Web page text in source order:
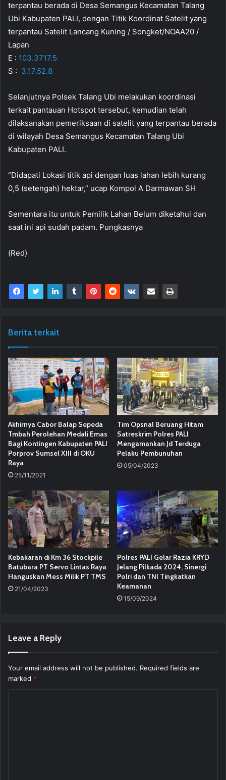
terpantau berada di Desa Semangus Kecamatan Talang
Ubi Kabupaten PALI, dengan Titik Koordinat Satelit yang
terpantau Satelit Lancang Kuning / Songket/NOAA20 /
Lapan
E : 103.3717.5
S : 3.17.52.8
Selanjutnya Polsek Talang Ubi melakukan koordinasi
terkait pantauan Hotspot tersebut, kemudian telah
dilaksanakan pemeriksaan di satelit yang terpantau berada
di wilayah Desa Semangus Kecamatan Talang Ubi
Kabupaten PALI.
“Didapati Lokasi titik api dengan luas lahan lebih kurang
0,5 (setengah) hektar,” ucap Kompol A Darmawan SH
Sementara itu untuk Pemilik Lahan Belum diketahui dan
saat ini api sudah padam. Pungkasnya
(Red)
Berita terkait
Akhirnya Cabor Balap Sepeda
Tmbah Perolehan Medali Emas
Bagi Kontingen Kabupaten PALI
Porprov Sumsel XIII di OKU
Raya
25/11/2021
Tim Opsnal Beruang Hitam
Satreskrim Polres PALI
Mengamankan Jd Terduga
Pelaku Pembunuhan
05/04/2023
Kebakaran di Km 36 Stockpile
Batubara PT Servo Lintas Raya
Hanguskan Mess Milik PT TMS
21/04/2023
Polres PALI Gelar Razia KRYD
Jelang Pilkada 2024, Sinergi
Polri dan TNI Tingkatkan
Keamanan
15/09/2024
Leave a Reply
Your email address will not be published. Required fields are
marked *